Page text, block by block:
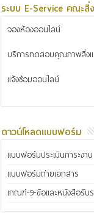
ระบบ E-Service คณะ
จองห้องออนไลน์
บริการทดสอบคุณภาพสิ่ง
แจ้งซ่อมออนไลน์
ดาวน์โหลดแบบฟอร์ม
แบบฟอร์มประเมินภาระงาน
แบบฟอร์มถ่ายเอกสาร
เกณฑ์-9-ข้อและหนังสือรับ